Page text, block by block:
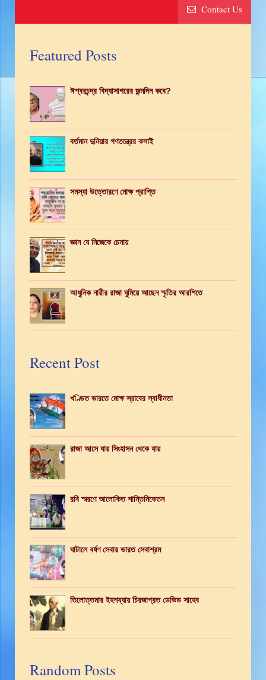
Contact Us
Featured Posts
ঈশ্বরচন্দ্র বিদ্যাসাগরের জন্মদিন কবে?
বর্তমান দুনিয়ার গণতন্ত্রের কসাই
সমস্যা উত্তোরণে মোক্ষ প্রাপ্তি
জ্ঞান যে নিজেকে চেনায়
আধুনিক নারীর রাজা ঘুমিয়ে আছেন স্মৃতির আরশিতে
Recent Post
খণ্ডিত ভারতে মোক্ষ স্রাবের স্বাধীনতা
রাজা আসে যায় সিংহাসন থেকে যায়
রবি স্মরণে আলোকিত শান্তিনিকেতন
ঘাটালে বর্ষণ সেবায় ভারত সেবাশ্রম
তিলোত্তমার ইহশয্যায় চিরজাগ্রত ডেভিড সাহেব
Random Posts